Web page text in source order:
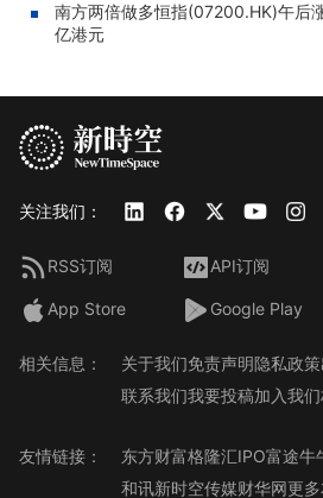
南方两倍做多恒指(07200.HK)午后
亿港元
关注我们：
RSS订阅 API订阅
App Store Google Play
相关信息： 关于我们免责声明隐私政策
联系我们我要投稿加入我们
友情链接： 东方财富格隆汇IPO富途牛
和讯新时空传媒财华网更